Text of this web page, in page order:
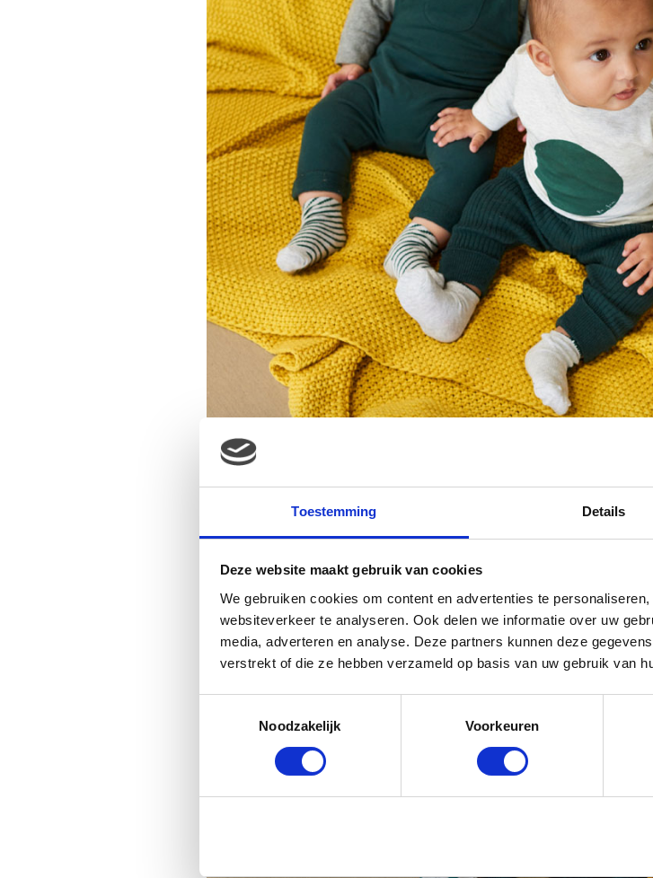
Toestemming Details
Deze website maakt gebruik van cookies
We gebruiken cookies om content en advertenties te
websiteverkeer te analyseren. Ook delen we informatie over uw
media, adverteren en analyse. Deze partners kunnen deze
verstrekt of die ze hebben verzameld op basis van uw gebruik van
Noodzakelijk
Voorkeuren